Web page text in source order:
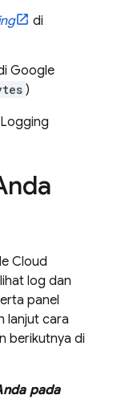
di
Google
)
Cloud
log dan
panel
lanjut cara
berikutnya di
pada